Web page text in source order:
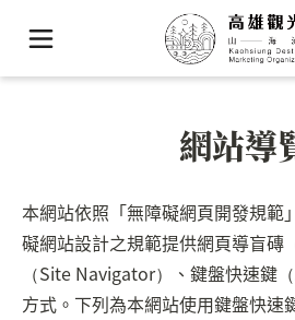
網站導
本網站依照「無障礙網頁開發規範
礙網站設計之規範提供網頁導盲磚
（Site Navigator）、鍵盤快速鍵
方式。下列為本網站使用鍵盤快速